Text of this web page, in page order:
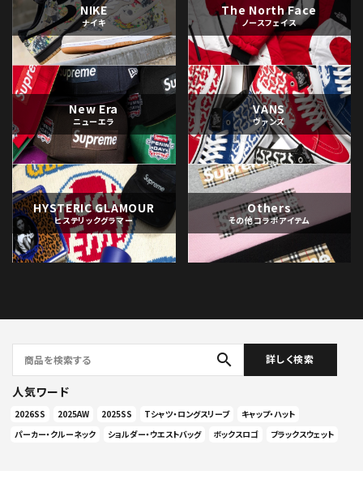
NIKE
ナイキ
The North Face
ノースフェイス
New Era
ニューエラ
VANS
ヴァンズ
HYSTERIC GLAMOUR
ヒステリックグラマー
Others
その他コラボアイテム
search 詳しく検索
人気ワード
2026SS 2025AW 2025SS Tシャツ・ロングスリーブ
キャップ・ハット
パーカー・クルーネック
ショルダー・ウエストバッグ ボックスロゴ ブラックスウェット